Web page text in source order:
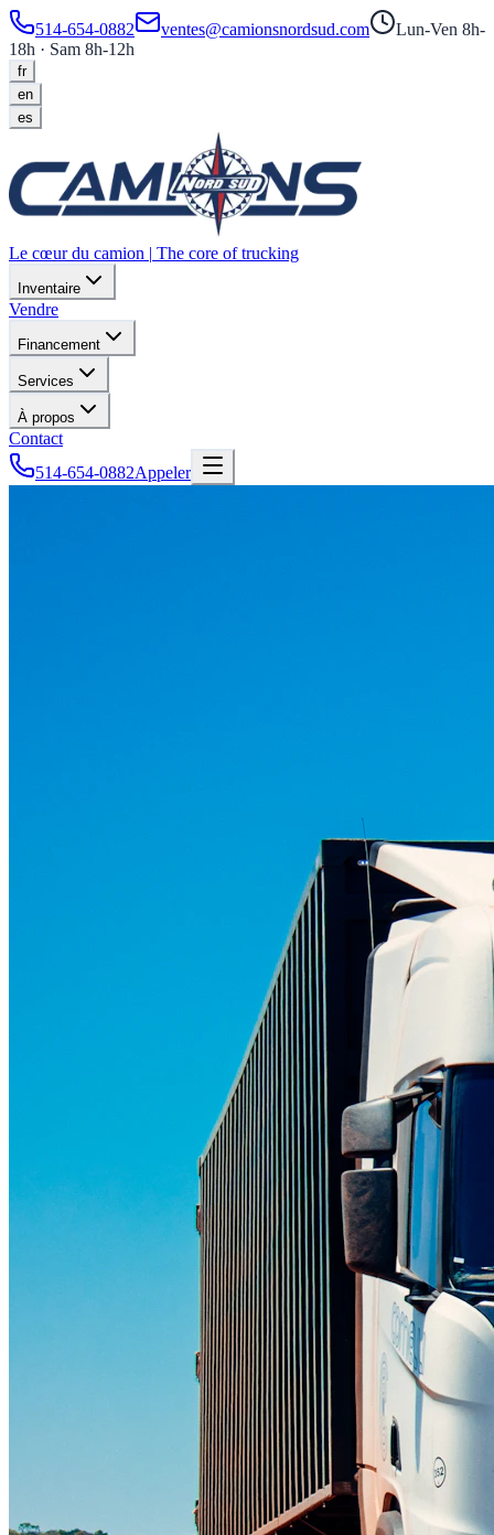
514-654-0882 ventes@camionsnordsud.com
Lun-Ven 8h-
18h · Sam 8h-12h
fr
en
es
Le cœur du camion | The core of trucking
Inventaire
Vendre
Financement
Services
À propos
Contact
514-654-0882Appeler